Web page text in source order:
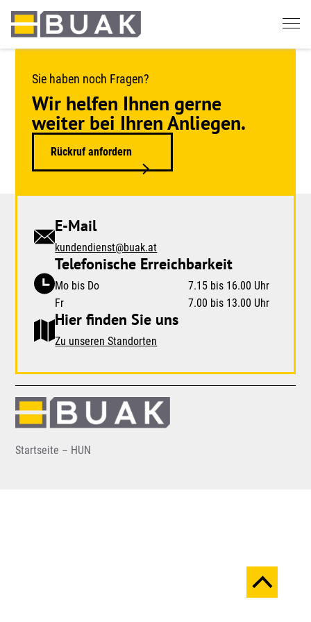
Springe
zum
Sie haben noch Fragen?
Wir helfen Ihnen gerne
weiter bei Ihren Anliegen.
Rückruf anfordern
E-Mail
kundendienst@buak.at
Telefonische Erreichbarkeit
Mo bis Do
7.15 bis 16.00 Uhr
Fr
7.00 bis 13.00 Uhr
Hier finden Sie uns
Zu unseren Standorten
Startseite – HUN